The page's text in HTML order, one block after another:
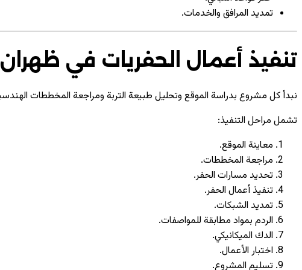
تمديد المرافق والخدمات.
تنفيذ أعمال الحفريات في
نبدأ كل مشروع بدراسة الموقع وتحليل طبيعة التربة ومراجعة المخططات
تشمل مراحل التنفيذ:
معاينة الموقع.
مراجعة المخططات.
تحديد مسارات الحفر.
تنفيذ أعمال الحفر.
تمديد الشبكات.
الردم بمواد مطابقة للمواصفات.
الدك الميكانيكي.
اختبار الأعمال.
تسليم المشروع.